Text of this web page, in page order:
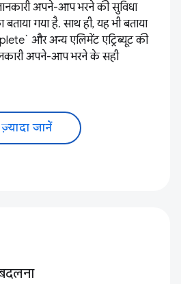
अपने-आप भरने की सुविधा
गया है. साथ ही, यह भी बताया
और अन्य एलिमेंट एट्रिब्यूट की
अपने-आप भरने के सही
ज़्यादा जानें